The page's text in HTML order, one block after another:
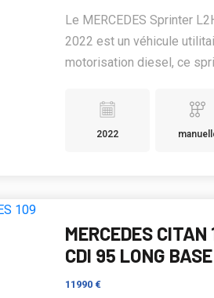
Le MERCEDES Sprinter
2022 est un véhicule
motorisation diesel, ce
2022
MERCEDES
CDI 95 LONG
11990 €